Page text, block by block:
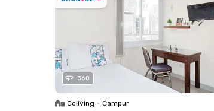
360
Coliving • Campur